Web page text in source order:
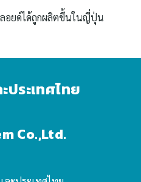
ลอยด์ได้ถูกผลิตขึ้นในญี่ปุ่น
ระเทศไทย
Co.,Ltd.